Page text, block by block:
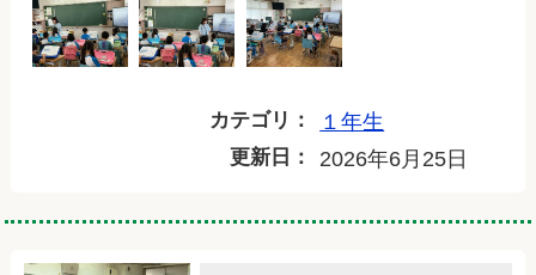
カテゴリ： １年生
更新日： 2026年6月25日